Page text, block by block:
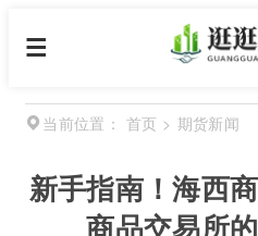
当前位置： 首页 > 期货新闻
新手指南！海西
商品交易所